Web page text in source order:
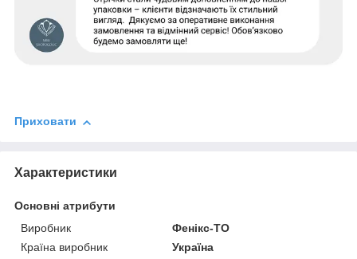
Приховати
Характеристики
Основні атрибути
Виробник
Фенікс-ТО
Країна виробник
Україна